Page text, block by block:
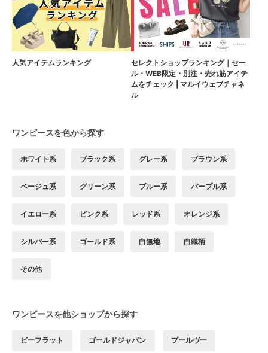
人気アイテムランキング
セレクトショップランキング｜セー
ル・WEB限定・別注・売れ筋アイテ
ムをチェック | マルイウェブチャネ
ル
ワンピースを色から探す
ホワイト系 ブラック系 グレー系 ブラウン系
ベージュ系 グリーン系 ブルー系 パープル系
イエロー系 ピンク系 レッド系 オレンジ系
シルバー系 ゴールド系 白無地 白織柄
その他
ワンピースを他ショップから探す
ビーフラット ゴールドジャパン プールヴー